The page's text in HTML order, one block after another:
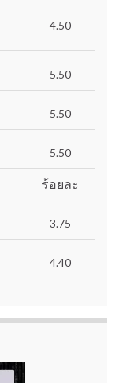
4.50
5.50
5.50
5.50
ร้อยละ
3.75
4.40